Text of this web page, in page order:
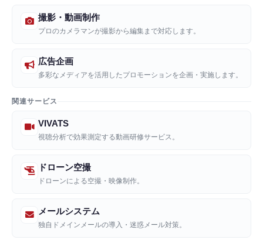
撮影・動画制作
プロのカメラマンが撮影から編集まで対応します。
広告企画
多彩なメディアを活用したプロモーションを企画・実施します。
関連サービス
VIVATS
視聴分析で効果測定する動画研修サービス。
ドローン空撮
ドローンによる空撮・映像制作。
メールシステム
独自ドメインメールの導入・迷惑メール対策。